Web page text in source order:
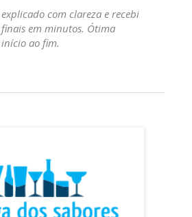
com clareza e recebi
em minutos. Ótima
ao fim.